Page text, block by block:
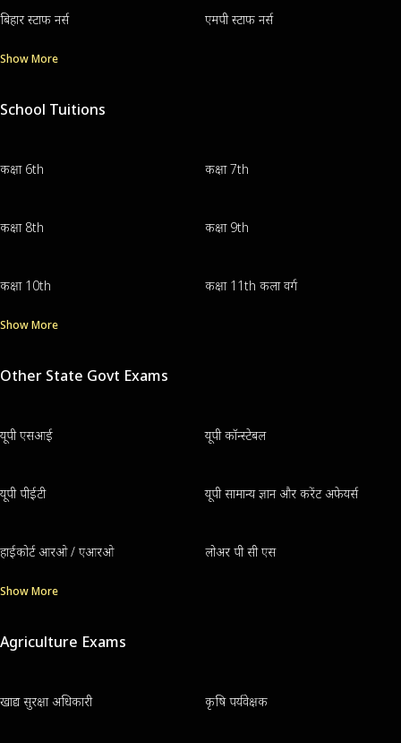
बिहार स्टाफ नर्स एमपी स्टाफ नर्स
Show More
School Tuitions
कक्षा 6th कक्षा 7th
कक्षा 8th कक्षा 9th
कक्षा 10th कक्षा 11th कला वर्ग
Show More
Other State Govt Exams
यूपी एसआई यूपी कॉन्स्टेबल
यूपी पीईटी यूपी सामान्य ज्ञान और करेंट अफेयर्स
हाईकोर्ट आरओ / एआरओ लोअर पी सी एस
Show More
Agriculture Exams
खाद्य सुरक्षा अधिकारी कृषि पर्यवेक्षक